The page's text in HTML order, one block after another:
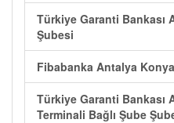
Türkiye Garanti Bankası
Şubesi
Fibabanka Antalya
Türkiye Garanti Bankası
Terminali Bağlı Şube